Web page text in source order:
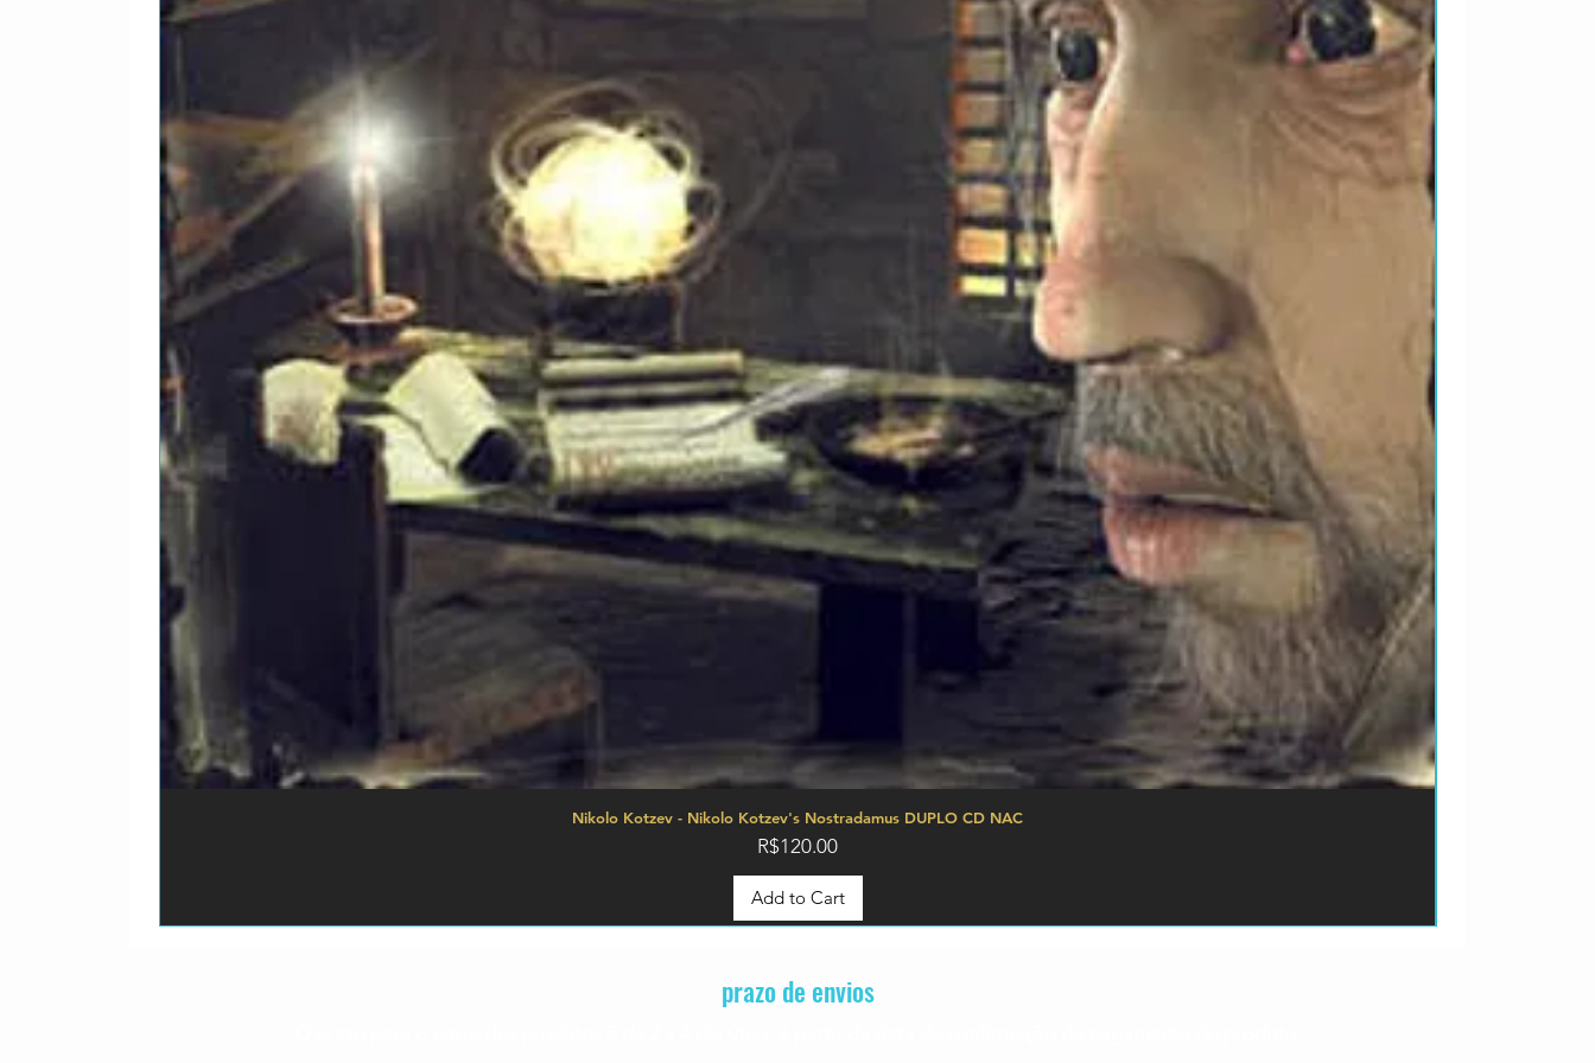
Nikolo Kotzev - Nikolo Kotzev's Nostradamus DUPLO CD NAC
Price
R$120.00
Add to Cart
prazo de envios